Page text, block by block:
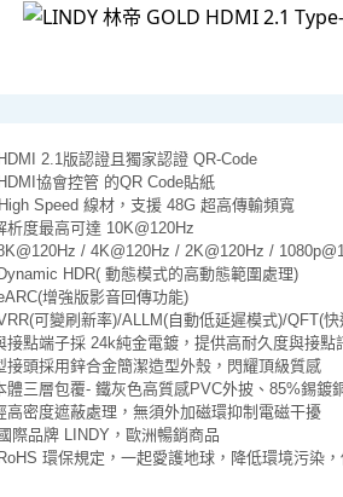
2.1版認證且獨家認證 QR-Code
協會控管 的QR Code貼紙
Speed 線材，支援 48G 超高傳輸頻寬
析度最高可達 10K@120Hz
/ 4K@120Hz / 2K@120Hz /
HDR( 動態模式的高動態範圍處理)
增強版影音回傳功能)
可變刷新率)/ALLM(自動低延遲模式)/QFT(
接點端子採 24k純金電鍍，提供高耐久度與接點
接頭採用鋅合金簡潔造型外殼，閃耀頂級質感
體三層包覆- 鐵灰色高質感PVC外披、85%錫鍍
高密度遮蔽處理，無須外加磁環抑制電磁干擾
際品牌 LINDY，歐洲暢銷商品
環保規定，一起愛護地球，降低環境污染